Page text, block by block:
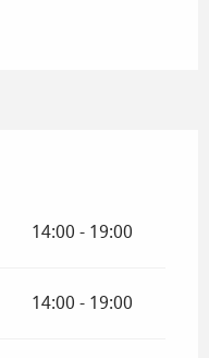
14:00 - 19:00
14:00 - 19:00